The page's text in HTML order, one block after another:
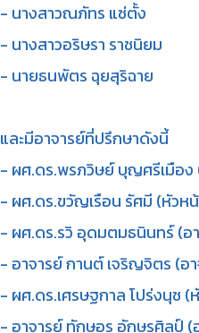
- นางสาวณภัทร แซ่ตั้ง
- นางสาวอริษรา ราชนิยม
- นายธนพัตร ฉุยสุริฉาย
และมีอาจารย์ที่ปรึกษาดังนี้
- ผศ.ดร.พรภวิษย์ บุญศรีเมือง
- ผศ.ดร.ขวัญเรือน รัศมี (หัวห
- ผศ.ดร.รวิ อุดมตมธนินทร์ (อ
- อาจารย์ กานต์ เจริญจิตร (อ
- ผศ.ดร.เศรษฐกาล โปร่งนุช
- อาจารย์ ทักษอร อักษรศิลป์